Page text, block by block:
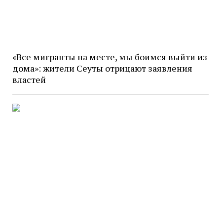
«Все мигранты на месте, мы боимся выйти из
дома»: жители Сеуты отрицают заявления
властей